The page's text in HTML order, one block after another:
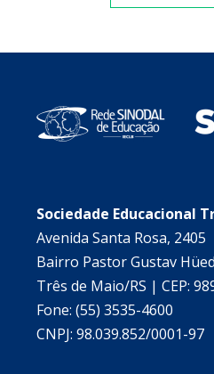
Sociedade Educacional
Avenida Santa Rosa, 2405
Bairro Pastor Gustav
Três de Maio/RS | CEP:
Fone: (55) 3535-4600
CNPJ: 98.039.852/0001-97